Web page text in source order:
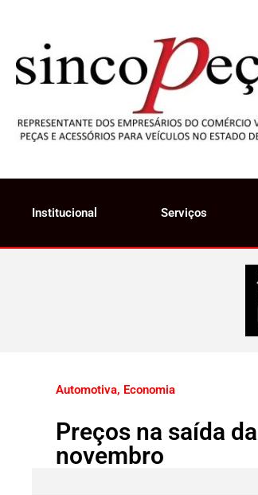
Institucional Serviços
Automotiva, Economia
Preços na saída
novembro